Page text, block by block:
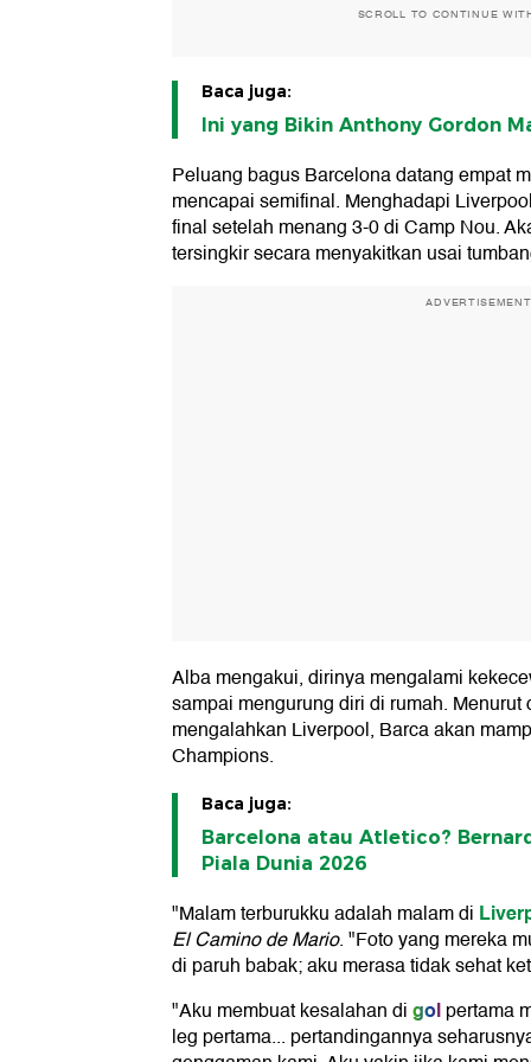
SCROLL TO CONTINUE
Baca juga:
Ini yang Bikin Anthony Gordon
Peluang bagus Barcelona datang empat
mencapai semifinal. Menghadapi
final setelah menang 3-0 di Camp Nou.
tersingkir secara menyakitkan usai
ADVERTISEMENT
Alba mengakui, dirinya mengalami
sampai mengurung diri di rumah.
mengalahkan Liverpool, Barca akan
Champions.
Baca juga:
Barcelona atau Atletico?
Piala Dunia 2026
"Malam terburukku adalah malam di
El Camino de Mario. "Foto yang mereka
di paruh babak; aku merasa tidak sehat
"Aku membuat kesalahan digolpertama
leg pertama... pertandingannya